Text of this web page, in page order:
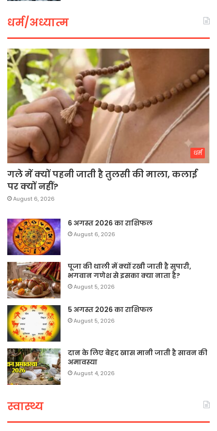
धर्म/अध्यात्म
धर्म
गले में क्यों पहनी जाती है तुलसी की माला, कलाई
पर क्यों नहीं?
August 6, 2026
6 अगस्त 2026 का राशिफल
August 6, 2026
पूजा की थाली में क्यों रखी जाती है सुपारी,
भगवान गणेश से इसका क्या नाता है?
August 5, 2026
5 अगस्त 2026 का राशिफल
August 5, 2026
दान के लिए बेहद खास मानी जाती है सावन की
अमावस्या
August 4, 2026
स्वास्थ्य